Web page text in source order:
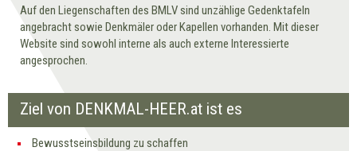
Auf den Liegenschaften des BMLV sind unzählige Gedenktafeln
angebracht sowie Denkmäler oder Kapellen vorhanden. Mit dieser
Website sind sowohl interne als auch externe Interessierte
angesprochen.
Ziel von DENKMAL-HEER.at ist es
Bewusstseinsbildung zu schaffen